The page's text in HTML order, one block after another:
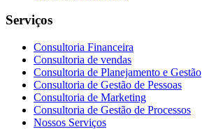
Serviços
Consultoria Financeira
Consultoria de vendas
Consultoria de Planejamento e Gestão
Consultoria de Gestão de Pessoas
Consultoria de Marketing
Consultoria de Gestão de Processos
Nossos Serviços